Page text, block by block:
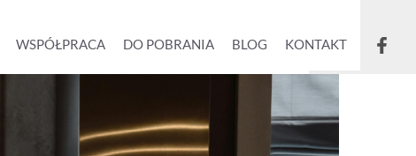
WSPÓŁPRACA DO POBRANIA BLOG KONTAKT